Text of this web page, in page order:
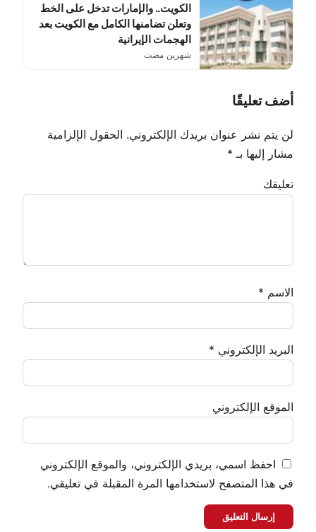
الكويت.. والإمارات تدخل على الخط
وتعلن تضامنها الكامل مع الكويت بعد
الهجمات الإيرانية
شهرين مضت
أضف تعليقًا
لن يتم نشر عنوان بريدك الإلكتروني. الحقول الإلزامية
مشار إليها بـ *
تعليقك
الاسم *
البريد الإلكتروني *
الموقع الإلكتروني
احفظ اسمي، بريدي الإلكتروني، والموقع الإلكتروني
في هذا المتصفح لاستخدامها المرة المقبلة في تعليقي.